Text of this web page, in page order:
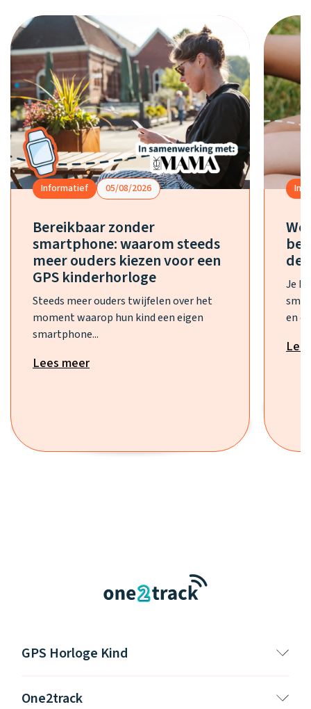
Informatief 05/08/2026
Bereikbaar zonder
smartphone: waarom steeds
meer ouders kiezen voor een
GPS kinderhorloge
Steeds meer ouders twijfelen over het
moment waarop hun kind een eigen
smartphone...
Lees meer
de
Je
en
GPS Horloge Kind
One2track